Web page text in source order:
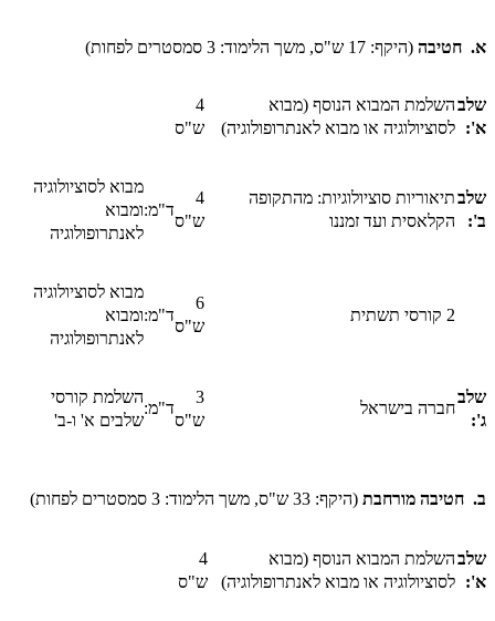
א. חטיבה (היקף: 17 ש"ס, משך הלימוד: 3 סמסטרים לפחות)
שלב
א':
השלמת המבוא הנוסף (מבוא
לסוציולוגיה או מבוא לאנתרופולוגיה)
ש"ס
שלב
ב':
תיאוריות סוציולוגיות: מהתקופה
הקלאסית ועד זמננו
ש"ס
ד"מ:
מבוא לסוציולוגיה
ומבוא
לאנתרופולוגיה
2 קורסי תשתית
ש"ס
ד"מ:
מבוא לסוציולוגיה
ומבוא
לאנתרופולוגיה
שלב
ג':
חברה בישראל
ש"ס
ד"מ:
השלמת קורסי
שלבים א' ו-ב'
ב. חטיבה מורחבת (היקף: 33 ש"ס, משך הלימוד: 3 סמסטרים לפחות)
שלב
א':
השלמת המבוא הנוסף (מבוא
לסוציולוגיה או מבוא לאנתרופולוגיה)
ש"ס